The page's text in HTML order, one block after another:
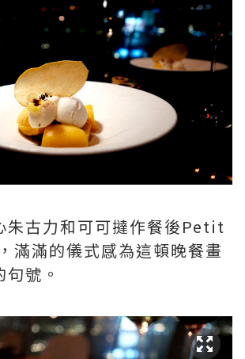
朱古力和可可撻作餐後Petit
滿滿的儀式感為這頓晚餐畫
號。